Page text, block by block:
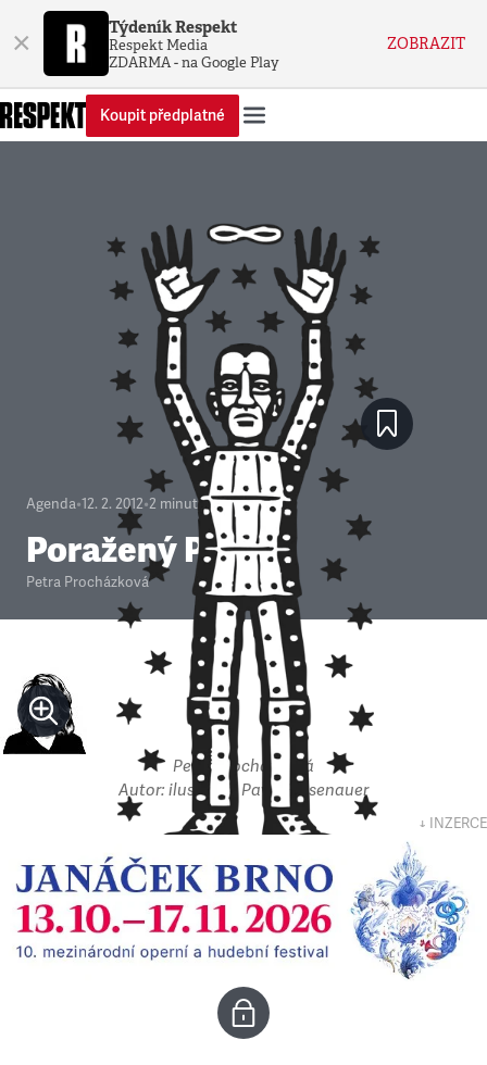
× Týdeník Respekt
Respekt Media
ZDARMA - na Google Play
ZOBRAZIT
Koupit předplatné
Agenda•12. 2. 2012•2 minuty
Poražený Putin
Petra Procházková
Petra Procházková
Autor: ilustrace: Pavel Reisenauer
↓ INZERCE